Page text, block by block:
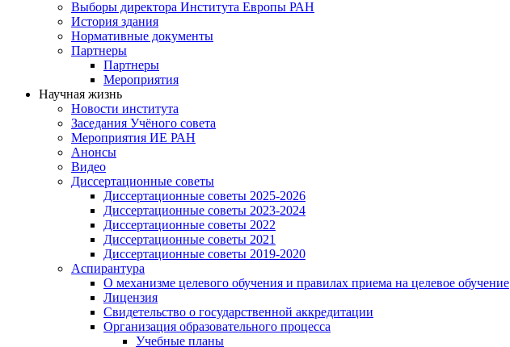
Выборы директора Института Европы РАН
История здания
Нормативные документы
Партнеры
Партнеры
Мероприятия
Научная жизнь
Новости института
Заседания Учёного совета
Мероприятия ИЕ РАН
Анонсы
Видео
Диссертационные советы
Диссертационные советы 2025-2026
Диссертационные советы 2023-2024
Диссертационные советы 2022
Диссертационные советы 2021
Диссертационные советы 2019-2020
Аспирантура
О механизме целевого обучения и правилах приема на целевое обучение
Лицензия
Свидетельство о государственной аккредитации
Организация образовательного процесса
Учебные планы